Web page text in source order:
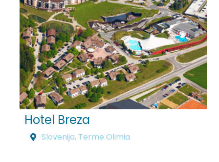
Hotel Breza
Slovenija, Terme Olimia